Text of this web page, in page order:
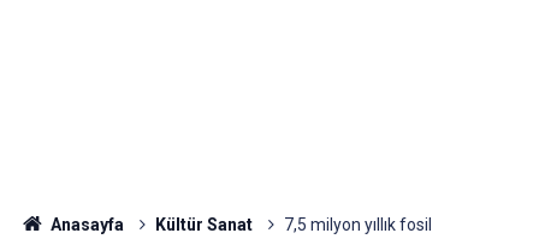
Anasayfa Kültür Sanat
7,5 milyon yıllık fosil